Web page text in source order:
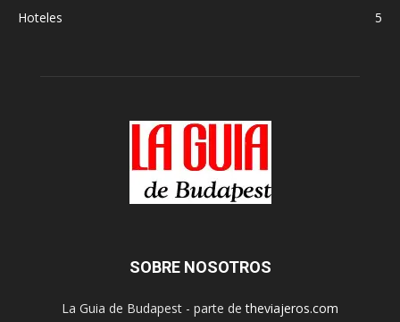
Hoteles
5
SOBRE NOSOTROS
La Guia de Budapest - parte detheviajeros.com